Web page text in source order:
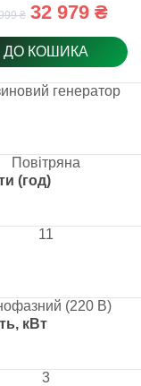
(год)
кВт
₴ 32 979 ₴
ДО КОШИКА
генератор
Повітряна
11
(220 В)
3